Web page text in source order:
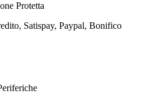
Protetta
Satispay, Paypal, Bonifico